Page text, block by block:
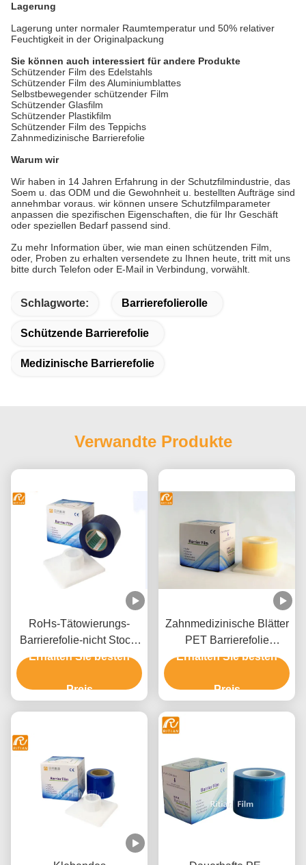
Lagerung
Lagerung unter normaler Raumtemperatur und 50% relativer
Feuchtigkeit in der Originalpackung
Sie können auch interessiert für andere Produkte
Schützender Film des Edelstahls
Schützender Film des Aluminiumblattes
Selbstbewegender schützender Film
Schützender Glasfilm
Schützender Plastikfilm
Schützender Film des Teppichs
Zahnmedizinische Barrierefolie
Warum wir
Wir haben in 14 Jahren Erfahrung in der Schutzfilmindustrie, das
Soem u. das ODM und die Gewohnheit u. bestellten Aufträge sind
annehmbar voraus. wir können unsere Schutzfilmparameter
anpassen die spezifischen Eigenschaften, die für Ihr Geschäft
oder speziellen Bedarf passend sind.
Zu mehr Information über, wie man einen schützenden Film,
oder, Proben zu erhalten versendete zu Ihnen heute, tritt mit uns
bitte durch Telefon oder E-Mail in Verbindung, vorwählt.
Schlagworte: Barrierefolierolle
Schützende Barrierefolie
Medizinische Barrierefolie
Verwandte Produkte
RoHs-Tätowierungs-
Barrierefolie-nicht Stock-
Rand
Erhalten Sie besten
Preis
Zahnmedizinische Blätter
PET Barrierefolie
medizinische Geräte
Erhalten Sie besten
Preis